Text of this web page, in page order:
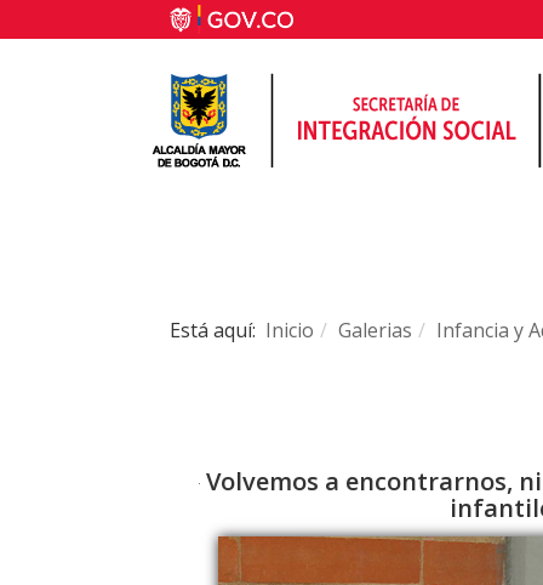
Está aquí: Inicio Galerias Infancia y
Volvemos a encontrarnos,